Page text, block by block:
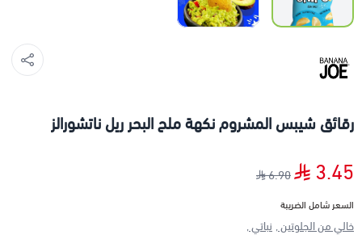
رقائق شيبس المشروم نكهة ملح البحر ريل ناتشورالز
3.45
6.90
السعر شامل الضريبة
خالي من الجلوتين , نباتي ,